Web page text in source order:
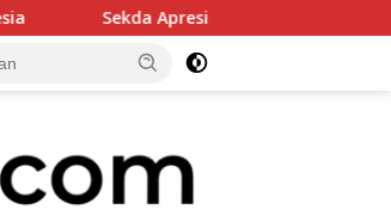
Apresiasi Inspektorat Provinsi Bengkulu